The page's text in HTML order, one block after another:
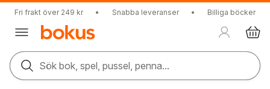
Fri frakt över 249 kr • Snabba leveranser • Billiga böcker
Sök bok, spel, pussel, penna...